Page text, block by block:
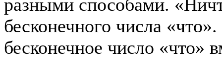
разными способами.
бесконечного числа
бесконечное число «что»